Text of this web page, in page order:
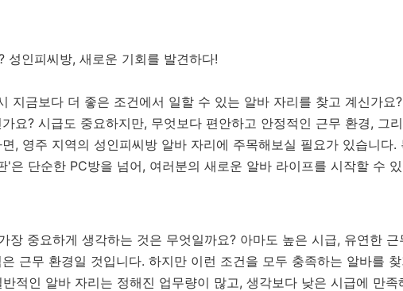
성인피씨방, 새로운 기회를 발견하다!
지금보다 더 좋은 조건에서 일할 수 있는 알바 자리를 찾고 계신가요
요? 시급도 중요하지만, 무엇보다 편안하고 안정적인 근무 환경, 그
, 영주 지역의 성인피씨방 알바 자리에 주목해보실 필요가 있습니다.
은 단순한 PC방을 넘어, 여러분의 새로운 알바 라이프를 시작할 수
장 중요하게 생각하는 것은 무엇일까요? 아마도 높은 시급, 유연한
근무 환경일 것입니다. 하지만 이런 조건을 모두 충족하는 알바를
적인 알바 자리는 정해진 업무량이 많고, 생각보다 낮은 시급에 만족